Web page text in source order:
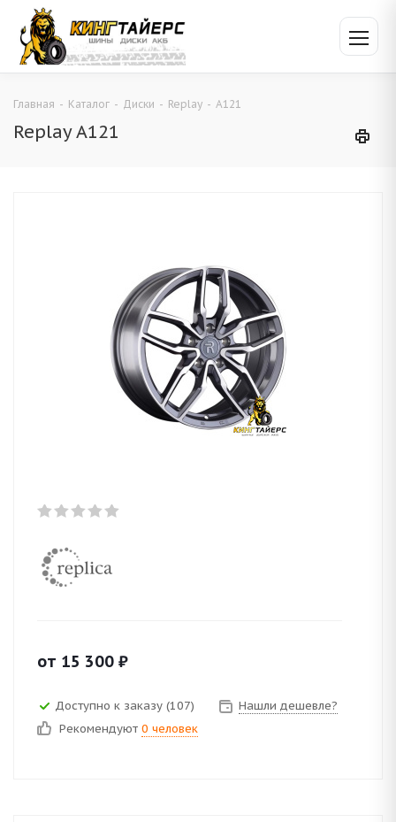
Главная - Каталог - Диски - Replay - A121
Replay A121
от 15 300 ₽
Доступно к заказу (107)
Нашли дешевле?
Рекомендуют 0 человек